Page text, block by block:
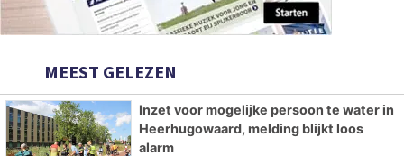
MEEST GELEZEN
Inzet voor mogelijke persoon te water in
Heerhugowaard, melding blijkt loos
alarm